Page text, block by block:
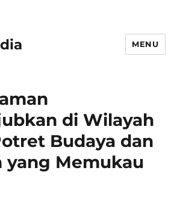
MENU
di Wilayah
Budaya dan
yang Memukau